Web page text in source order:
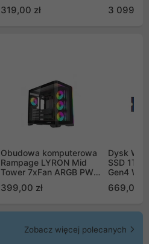
Push Pull (2szt)
319,00 zł
GB2050S)
3 099,00
Obudowa komputerowa
Rampage LYRON Mid
Tower 7xFan ARGB PWM
399,00 zł
Dysk WD
SSD 1TB
Gen4
669,00
Zobacz więcej polecanych